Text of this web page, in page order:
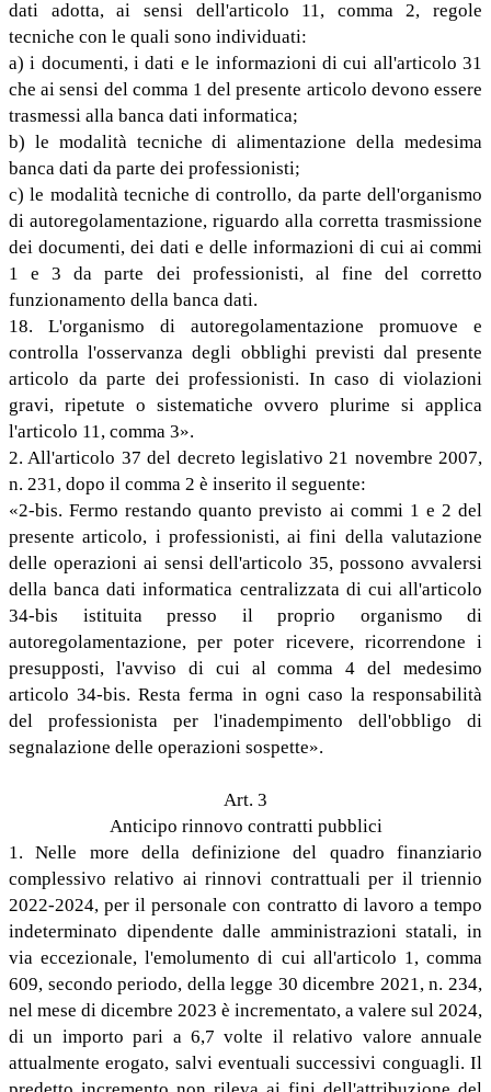
dati adotta, ai sensi dell'articolo 11, comma 2, regole
tecniche con le quali sono individuati:
a) i documenti, i dati e le informazioni di cui all'articolo 31
che ai sensi del comma 1 del presente articolo devono essere
trasmessi alla banca dati informatica;
b) le modalità tecniche di alimentazione della medesima
banca dati da parte dei professionisti;
c) le modalità tecniche di controllo, da parte dell'organismo
di autoregolamentazione, riguardo alla corretta trasmissione
dei documenti, dei dati e delle informazioni di cui ai commi
1 e 3 da parte dei professionisti, al fine del corretto
funzionamento della banca dati.
18. L'organismo di autoregolamentazione promuove e
controlla l'osservanza degli obblighi previsti dal presente
articolo da parte dei professionisti. In caso di violazioni
gravi, ripetute o sistematiche ovvero plurime si applica
l'articolo 11, comma 3».
2. All'articolo 37 del decreto legislativo 21 novembre 2007,
n. 231, dopo il comma 2 è inserito il seguente:
«2-bis. Fermo restando quanto previsto ai commi 1 e 2 del
presente articolo, i professionisti, ai fini della valutazione
delle operazioni ai sensi dell'articolo 35, possono avvalersi
della banca dati informatica centralizzata di cui all'articolo
34-bis istituita presso il proprio organismo di
autoregolamentazione, per poter ricevere, ricorrendone i
presupposti, l'avviso di cui al comma 4 del medesimo
articolo 34-bis. Resta ferma in ogni caso la responsabilità
del professionista per l'inadempimento dell'obbligo di
segnalazione delle operazioni sospette».
Art. 3
Anticipo rinnovo contratti pubblici
1. Nelle more della definizione del quadro finanziario
complessivo relativo ai rinnovi contrattuali per il triennio
2022-2024, per il personale con contratto di lavoro a tempo
indeterminato dipendente dalle amministrazioni statali, in
via eccezionale, l'emolumento di cui all'articolo 1, comma
609, secondo periodo, della legge 30 dicembre 2021, n. 234,
nel mese di dicembre 2023 è incrementato, a valere sul 2024,
di un importo pari a 6,7 volte il relativo valore annuale
attualmente erogato, salvi eventuali successivi conguagli. Il